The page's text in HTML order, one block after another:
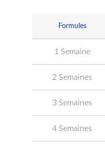
Formules
1 Semaine
2 Semaines
3 Semaines
4 Semaines